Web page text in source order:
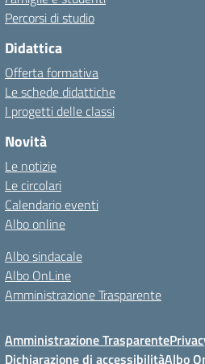
Percorsi di studio
Didattica
Offerta formativa
Le schede didattiche
I progetti delle classi
Novità
Le notizie
Le circolari
Calendario eventi
Albo online
Albo sindacale
Albo OnLine
Amministrazione Trasparente
Amministrazione Trasparente
Dichiarazione di accessibilitàAlbo